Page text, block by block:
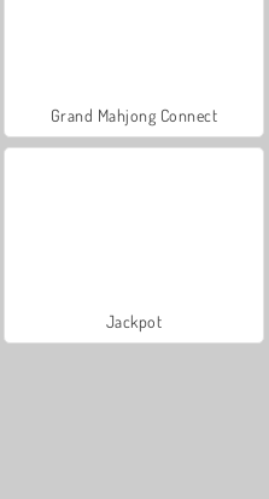
Grand Mahjong Connect
Jackpot